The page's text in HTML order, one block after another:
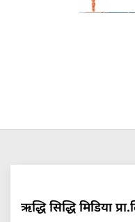
ऋद्धि सिद्धि मिडिया